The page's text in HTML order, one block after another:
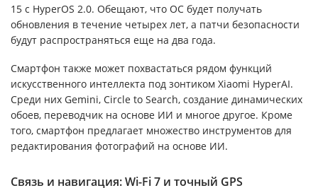
15 с HyperOS 2.0. Обещают, что ОС будет получать
обновления в течение четырех лет, а патчи безопасности
будут распространяться еще на два года.
Смартфон также может похвастаться рядом функций
искусственного интеллекта под зонтиком Xiaomi HyperAI.
Среди них Gemini, Circle to Search, создание динамических
обоев, переводчик на основе ИИ и многое другое. Кроме
того, смартфон предлагает множество инструментов для
редактирования фотографий на основе ИИ.
Связь и навигация: Wi-Fi 7 и точный GPS